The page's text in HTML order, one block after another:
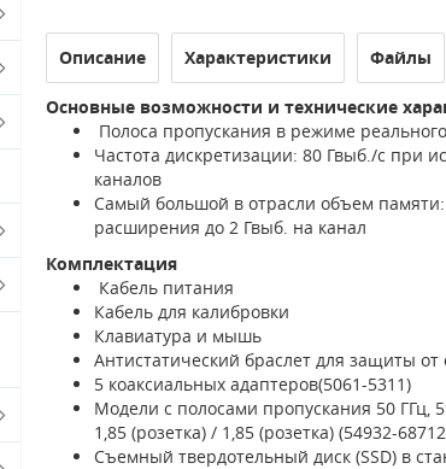
Описание Характеристики Файлы
Основные возможности и технические
Полоса пропускания в режиме
Частота дискретизации: 80 Гвыб./с при
каналов
Самый большой в отрасли объем
расширения до 2 Гвыб. на канал
Комплектация
Кабель питания
Кабель для калибровки
Клавиатура и мышь
Антистатический браслет для защиты от
5 коаксиальных адаптеров(5061-5311)
Модели с полосами пропускания 50 ГГц,
1,85 (розетка) / 1,85 (розетка) (54932-
Съемный твердотельный диск (SSD) в